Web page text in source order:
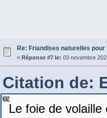
Re: Friandises naturelles
« Réponse #7 le: 03 novembre
Citation de:
Le foie de